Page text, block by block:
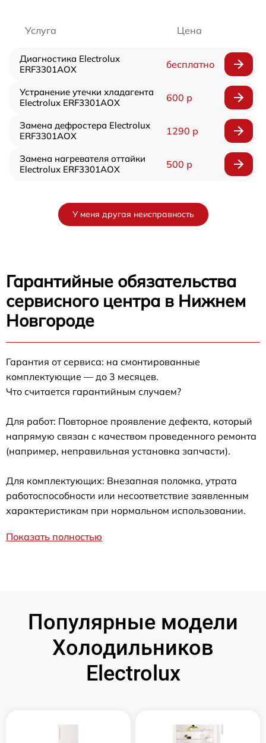
Услуга Цена
Диагностика Electrolux
ERF3301AOX
бесплатно
Устранение утечки хладагента
Electrolux ERF3301AOX
600 р
Замена дефростера Electrolux
ERF3301AOX
1290 р
Замена нагревателя оттайки
Electrolux ERF3301AOX
500 р
У меня другая неисправность
Гарантийные обязательства
сервисного центра в Нижнем
Новгороде
Гарантия от сервиса: на смонтированные
комплектующие — до 3 месяцев.
Что считается гарантийным случаем?
Для работ: Повторное проявление дефекта, который
напрямую связан с качеством проведенного ремонта
(например, неправильная установка запчасти).
Для комплектующих: Внезапная поломка, утрата
работоспособности или несоответствие заявленным
характеристикам при нормальном использовании.
Показать полностью
Популярные модели
Холодильников
Electrolux